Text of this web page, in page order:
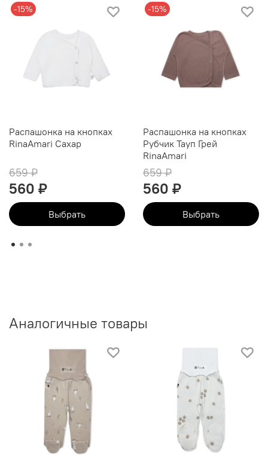
-15%
Распашонка на кнопках
RinaAmari Сахар
659 ₽
560 ₽
Выбрать
-15%
Распашонка на кнопках
Рубчик Тауп Грей
RinaAmari
659 ₽
560 ₽
Выбрать
Аналогичные товары